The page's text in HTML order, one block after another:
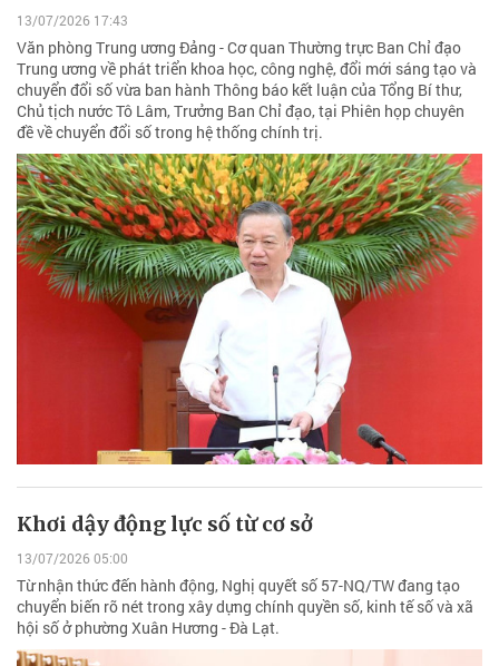
13/07/2026 17:43
Văn phòng Trung ương Đảng - Cơ quan Thường trực Ban Chỉ đạo
Trung ương về phát triển khoa học, công nghệ, đổi mới sáng tạo và
chuyển đổi số vừa ban hành Thông báo kết luận của Tổng Bí thư,
Chủ tịch nước Tô Lâm, Trưởng Ban Chỉ đạo, tại Phiên họp chuyên
đề về chuyển đổi số trong hệ thống chính trị.
Khơi dậy động lực số từ cơ sở
13/07/2026 05:00
Từ nhận thức đến hành động, Nghị quyết số 57-NQ/TW đang tạo
chuyển biến rõ nét trong xây dựng chính quyền số, kinh tế số và xã
hội số ở phường Xuân Hương - Đà Lạt.